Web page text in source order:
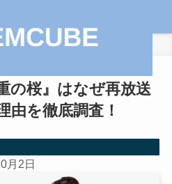
の桜』はなぜ再放送
由を徹底調査！
月2日